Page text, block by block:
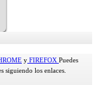
y FIREFOX Puedes
siguiendo los enlaces.